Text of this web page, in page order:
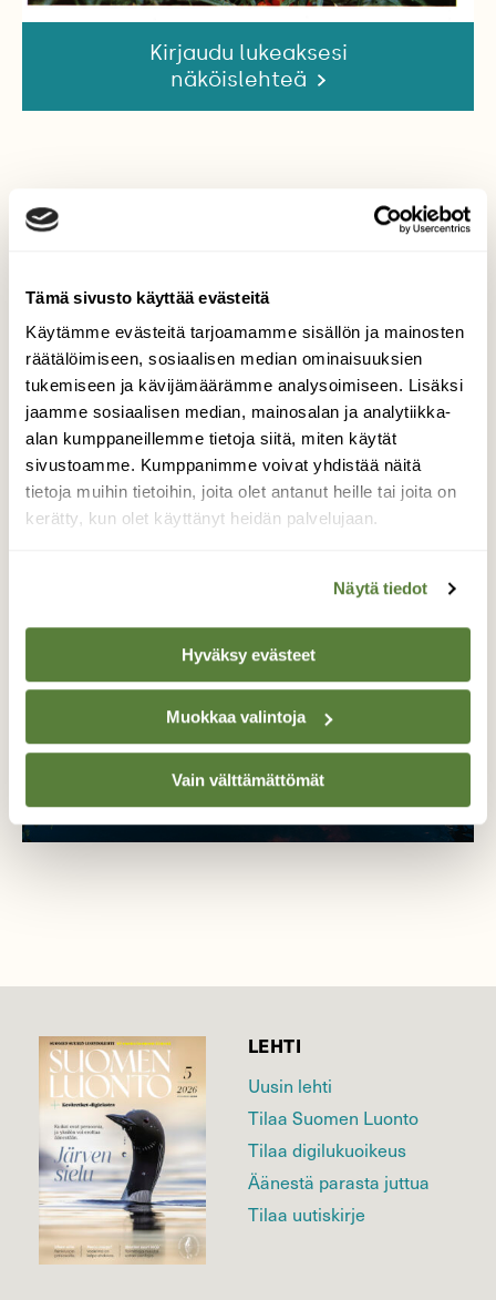
Tämä sivusto käyttää evästeitä
Käytämme evästeitä tarjoamamme sisällön ja mainosten
räätälöimiseen, sosiaalisen median ominaisuuksien
tukemiseen ja kävijämäärämme analysoimiseen. Lisäksi
jaamme sosiaalisen median, mainosalan ja analytiikka-
alan kumppaneillemme tietoja siitä, miten käytät
sivustoamme. Kumppanimme voivat yhdistää näitä
tietoja muihin tietoihin, joita olet antanut heille tai joita on
kerätty, kun olet käyttänyt heidän palvelujaan.
Näytä tiedot
Hyväksy evästeet
Muokkaa valintoja
Vain välttämättömät
Kirjaudu lukeaksesi
näköislehteä
Irtonumero vain 9,50 €! (norm. 12,90 €)
LEHTI
Uusin lehti
Tilaa Suomen Luonto
Tilaa digilukuoikeus
Äänestä parasta juttua
Tilaa uutiskirje